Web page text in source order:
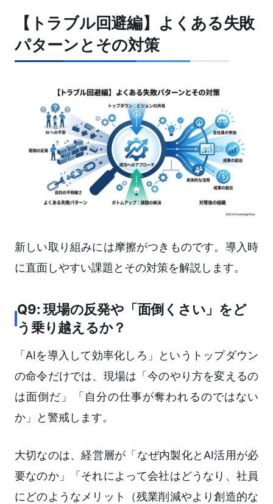
【トラブル回避編】よくある失敗
パターンとその対策
新しい取り組みには摩擦がつきものです。導入時
に直面しやすい課題とその対策を解説します。
Q9: 現場の反発や「面倒くさい」をど
う乗り越えるか？
「AIを導入して効率化しろ」というトップダウン
の命令だけでは、現場は「今のやり方を変えるの
は面倒だ」「自分の仕事が奪われるのではない
か」と警戒します。
大切なのは、経営層が「なぜ内製化とAI活用が必
要なのか」「それによって会社はどうなり、社員
にどのようなメリット（残業削減やより創造的な